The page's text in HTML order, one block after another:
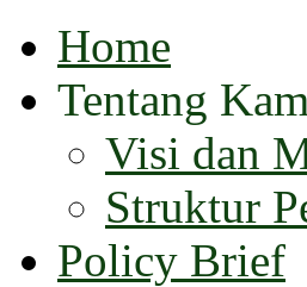
Home
Tentang
Visi dan
Struktur
Policy Brief